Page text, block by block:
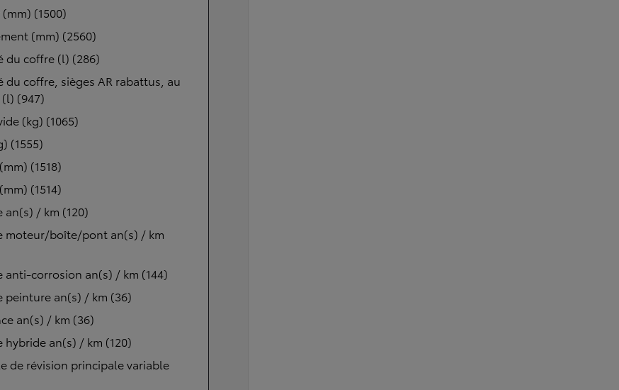
(1500)
(mm) (2560)
du coffre (l) (286)
du coffre, sièges AR rabattus, au
(947)
(kg) (1065)
(1555)
(1518)
(1514)
an(s) / km (120)
moteur/boîte/pont an(s) / km
anti-corrosion an(s) / km (144)
peinture an(s) / km (36)
an(s) / km (36)
hybride an(s) / km (120)
de révision principale variable